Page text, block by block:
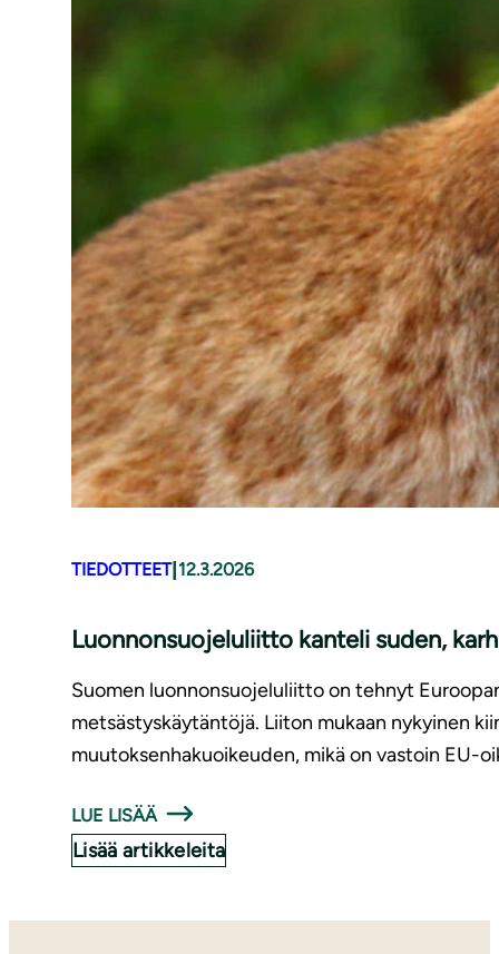
TIEDOTTEET| 12.3.2026
Luonnonsuojeluliitto kanteli suden,
Suomen luonnonsuojeluliitto on tehnyt
metsästyskäytäntöjä. Liiton mukaan nykyinen
muutoksenhakuoikeuden, mikä on vastoin EU-
LUE LISÄÄ
Lisää artikkeleita